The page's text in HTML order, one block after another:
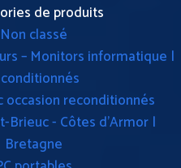
de produits
Non classé
– Monitors informatique |
occasion reconditionnés
Brieuc - Côtes d'Armor |
Bretagne